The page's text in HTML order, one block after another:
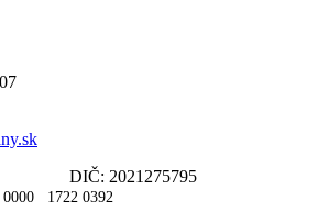
DIČ: 2021275795
0000 1722 0392